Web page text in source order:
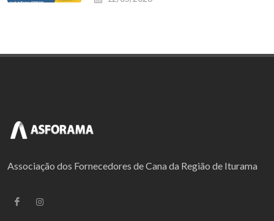
Associação dos Fornecedores de Cana da Região de Iturama